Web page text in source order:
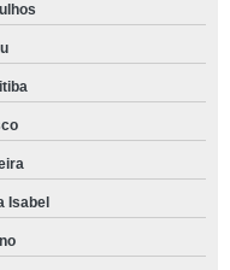
Isabel